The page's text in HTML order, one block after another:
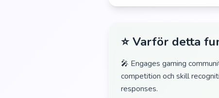
⭐ Varför detta
🎤 Engages gaming
competition och skill
responses.